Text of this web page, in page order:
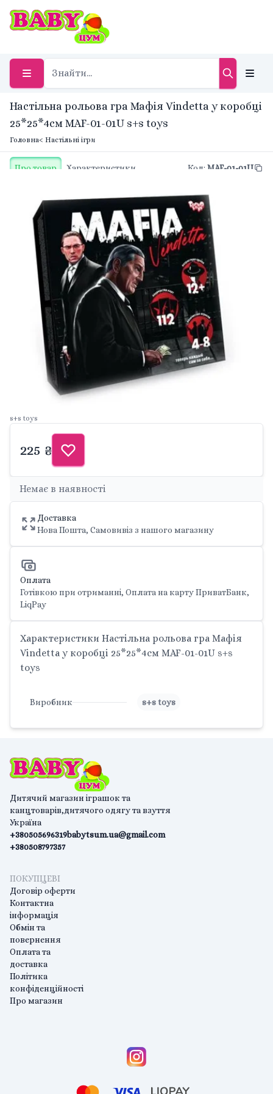
Настільна рольова гра Мафія Vindetta у коробці
25*25*4см MAF-01-01U s+s toys
Головна< Настільні ігри
Про товар Характеристики Код: MAF-01-01U
s+s toys
225 ₴
Немає в наявності
Доставка
Нова Пошта, Самовивіз з нашого магазину
Оплата
Готівкою при отриманні, Оплата на карту ПриватБанк,
LiqPay
Характеристики Настільна рольова гра Мафія
Vindetta у коробці 25*25*4см MAF-01-01U s+s
toys
Виробник s+s toys
Дитячий магазин іграшок та
канцтоварів,дитячого одягу та взуття
Україна
+380505696319
+380508797357
babytsum.ua@gmail.com
ПОКУПЦЕВІ
Договір оферти
Контактна
інформація
Обмін та
повернення
Оплата та
доставка
Політика
конфіденційності
Про магазин